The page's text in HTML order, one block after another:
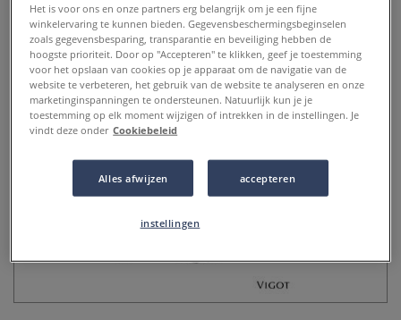
Het is voor ons en onze partners erg belangrijk om je een fijne
winkelervaring te kunnen bieden. Gegevensbeschermingsbeginselen
zoals gegevensbesparing, transparantie en beveiliging hebben de
hoogste prioriteit. Door op "Accepteren" te klikken, geef je toestemming
voor het opslaan van cookies op je apparaat om de navigatie van de
website te verbeteren, het gebruik van de website te analyseren en onze
marketinginspanningen te ondersteunen. Natuurlijk kun je je
toestemming op elk moment wijzigen of intrekken in de instellingen. Je
vindt deze onder Cookiebeleid
Alles afwijzen accepteren
instellingen